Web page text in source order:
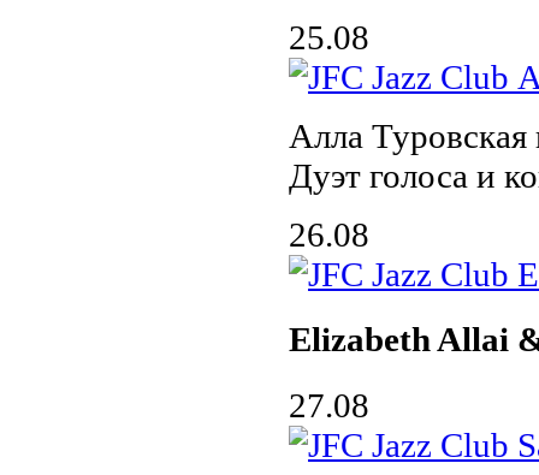
25.08
Алла
Дуэт голоса и
26.08
Elizabeth Allai
27.08